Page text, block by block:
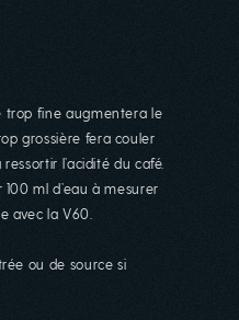
trop fine augmentera le
grossière fera couler
l’acidité du café.
ml d’eau à mesurer
avec la V60.
ou de source si